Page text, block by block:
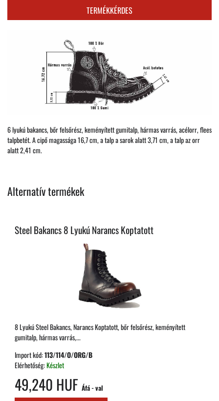
TERMÉKKÉRDES
6 lyukú bakancs, bőr felsőrész, keményített gumitalp, hármas varrás, acélorr, flees
talpbetét. A cipő magassága 16,7 cm, a talp a sarok alatt 3,71 cm, a talp az orr
alatt 2,41 cm.
Alternatív termékek
Steel Bakancs 8 Lyukú Narancs Koptatott
8 Lyukú Steel Bakancs, Narancs Koptatott, bőr felsőrész, keményített
gumitalp, hármas varrás,...
Import kód:113/114/O/ORG/B
Elérhetőség:Készlet
49,240 HUF Áfá - val